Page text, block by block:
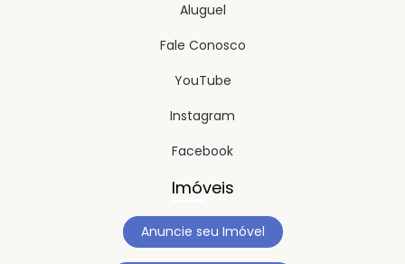
Aluguel
Fale Conosco
YouTube
Instagram
Facebook
Imóveis
Anuncie seu Imóvel